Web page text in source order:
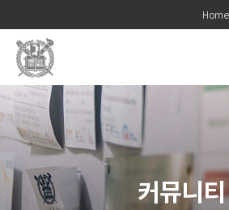
메뉴
Home
커뮤니티